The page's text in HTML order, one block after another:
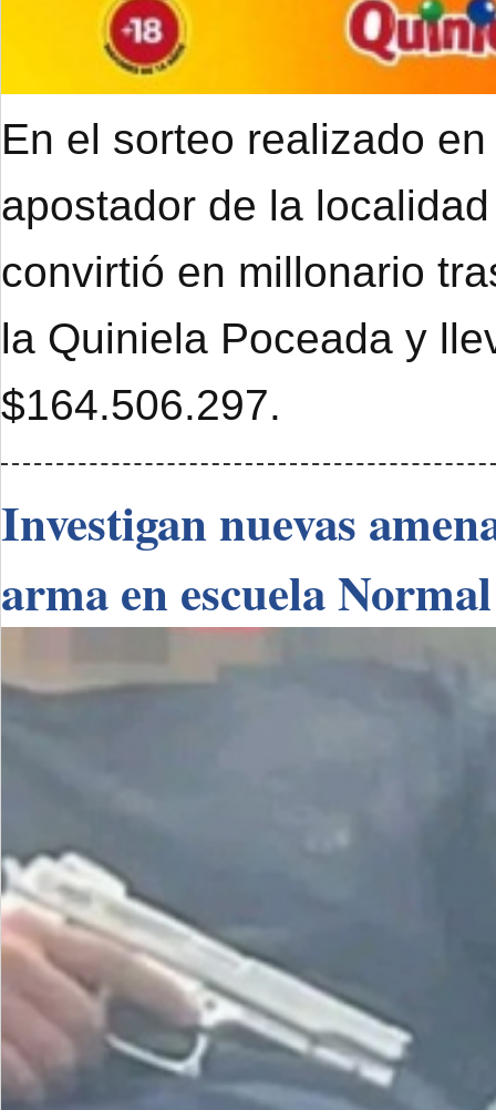
En el sorteo realizado
apostador de la
convirtió en millonario
la Quiniela Poceada y
$164.506.297.
Investigan nuevas
arma en escuela Normal